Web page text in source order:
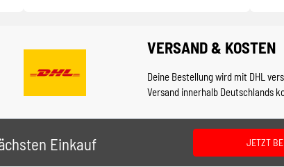
VERSAND & KOSTEN
Deine Bestellung wird mit DHL
Versand innerhalb Deutschlands
Einkauf JETZT